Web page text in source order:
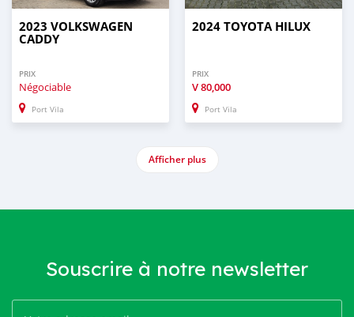
2023 VOLKSWAGEN
CADDY
PRIX
Négociable
Port Vila
2024 TOYOTA HILUX
PRIX
V80,000
Port Vila
Afficher plus
Souscrire à notre newsletter